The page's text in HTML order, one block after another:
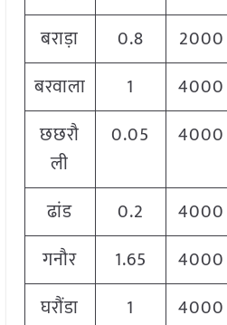
बराड़ा 0.8 2000
बरवाला
1 4000
छछरौ
ली
0.05 4000
ढांड 0.2 4000
गनौर
1.65 4000
घरौंडा
1 4000